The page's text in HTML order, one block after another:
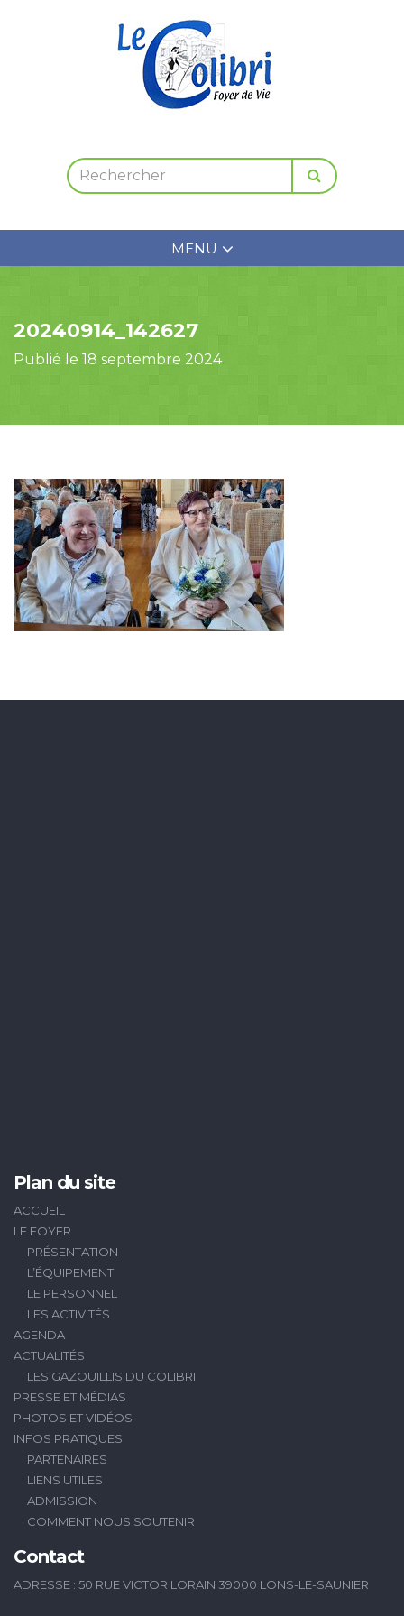
MENU
20240914_142627
Publié le 18 septembre 2024
Plan du site
ACCUEIL
LE FOYER
PRÉSENTATION
L’ÉQUIPEMENT
LE PERSONNEL
LES ACTIVITÉS
AGENDA
ACTUALITÉS
LES GAZOUILLIS DU COLIBRI
PRESSE ET MÉDIAS
PHOTOS ET VIDÉOS
INFOS PRATIQUES
PARTENAIRES
LIENS UTILES
ADMISSION
COMMENT NOUS SOUTENIR
Contact
ADRESSE : 50 RUE VICTOR LORAIN 39000 LONS-LE-SAUNIER